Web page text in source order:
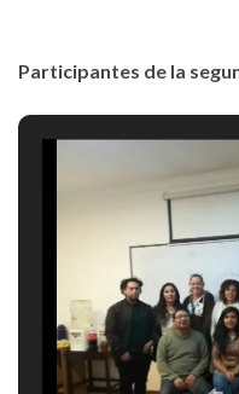
Participantes de la